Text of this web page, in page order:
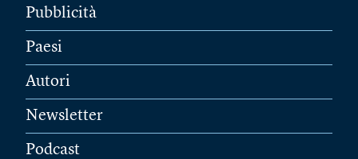
Pubblicità
Paesi
Autori
Newsletter
Podcast